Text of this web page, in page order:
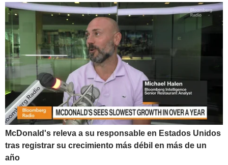
McDonald's releva a su responsable en Estados Unidos
tras registrar su crecimiento más débil en más de un
año